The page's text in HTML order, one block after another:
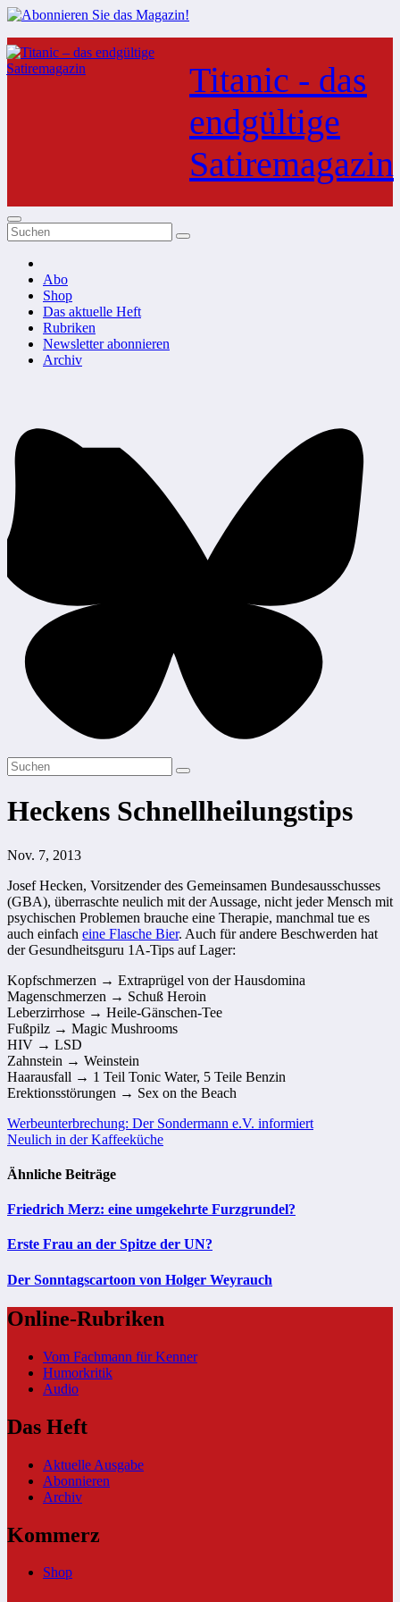
Zum
Inhalt
springen
Titanic - das
endgültige
Satiremagazin
Abo
Shop
Das aktuelle Heft
Rubriken
Newsletter abonnieren
Archiv
Heckens Schnellheilungstips
Nov. 7, 2013
Josef Hecken, Vorsitzender des Gemeinsamen Bundesausschusses
(GBA), überraschte neulich mit der Aussage, nicht jeder Mensch mit
psychischen Problemen brauche eine Therapie, manchmal tue es
auch einfach eine Flasche Bier. Auch für andere Beschwerden hat
der Gesundheitsguru 1A-Tips auf Lager:
Kopfschmerzen → Extraprügel von der Hausdomina
Magenschmerzen → Schuß Heroin
Leberzirrhose → Heile-Gänschen-Tee
Fußpilz → Magic Mushrooms
HIV → LSD
Zahnstein → Weinstein
Haarausfall → 1 Teil Tonic Water, 5 Teile Benzin
Erektionsstörungen → Sex on the Beach
Beitragsnavigation
Werbeunterbrechung: Der Sondermann e.V. informiert
Neulich in der Kaffeeküche
Ähnliche Beiträge
Friedrich Merz: eine umgekehrte Furzgrundel?
Erste Frau an der Spitze der UN?
Der Sonntagscartoon von Holger Weyrauch
Online-Rubriken
Vom Fachmann für Kenner
Humorkritik
Audio
Das Heft
Aktuelle Ausgabe
Abonnieren
Archiv
Kommerz
Shop